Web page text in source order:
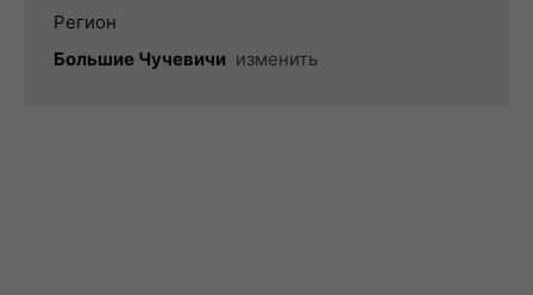
Регион
Большие Чучевичи изменить